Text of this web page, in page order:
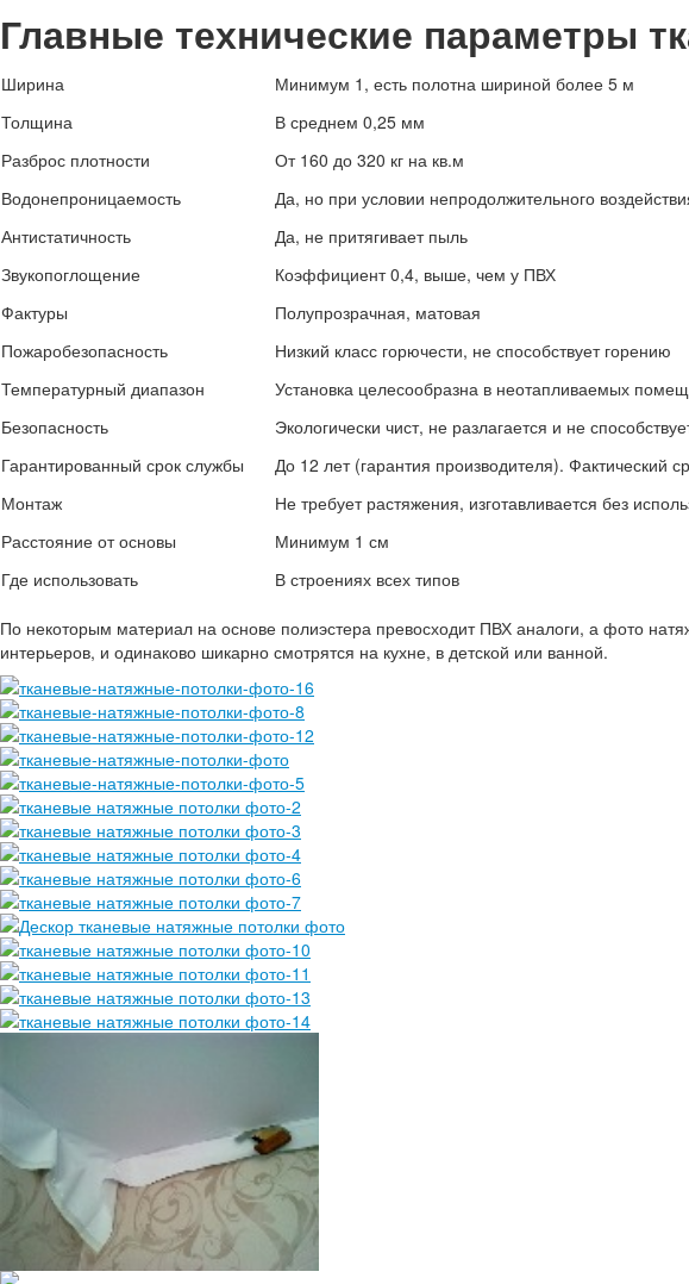
Главные технические параметры
Ширина
Минимум 1, есть полотна шириной более 5 м
Толщина
В среднем 0,25 мм
Разброс плотности
От 160 до 320 кг на кв.м
Водонепроницаемость
Да, но при условии непродолжительного
Антистатичность
Да, не притягивает пыль
Звукопоглощение
Коэффициент 0,4, выше, чем у ПВХ
Фактуры
Полупрозрачная, матовая
Пожаробезопасность
Низкий класс горючести, не способствует горению
Температурный диапазон
Установка целесообразна в неотапливаемых
Безопасность
Экологически чист, не разлагается и не
Гарантированный срок службы
До 12 лет (гарантия производителя). Фактический
Монтаж
Не требует растяжения, изготавливается без
Расстояние от основы
Минимум 1 см
Где использовать
В строениях всех типов
По некоторым материал на основе полиэстера превосходит ПВХ аналоги, а фото
интерьеров, и одинаково шикарно смотрятся на кухне, в детской или ванной.